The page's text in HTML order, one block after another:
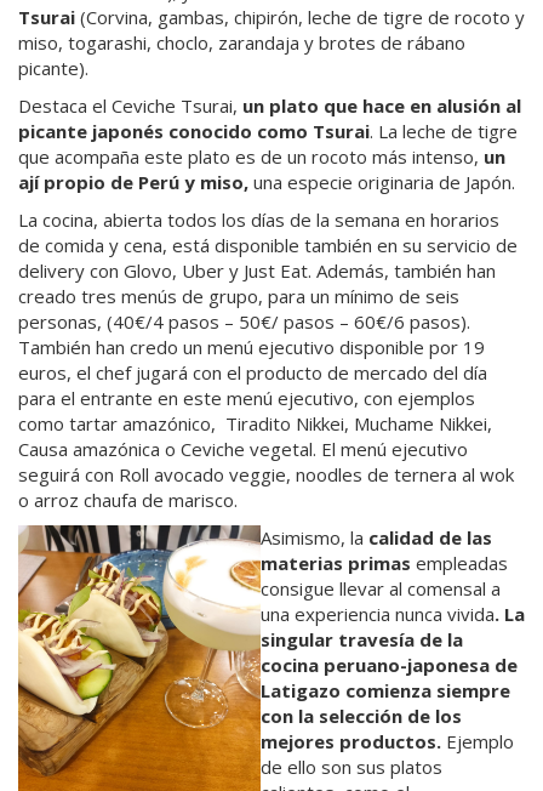
Tsurai (Corvina, gambas, chipirón, leche de tigre de rocoto y
miso, togarashi, choclo, zarandaja y brotes de rábano
picante).
Destaca el Ceviche Tsurai, un plato que hace en alusión al
picante japonés conocido como Tsurai. La leche de tigre
que acompaña este plato es de un rocoto más intenso, un
ají propio de Perú y miso, una especie originaria de Japón.
La cocina, abierta todos los días de la semana en horarios
de comida y cena, está disponible también en su servicio de
delivery con Glovo, Uber y Just Eat. Además, también han
creado tres menús de grupo, para un mínimo de seis
personas, (40€/4 pasos – 50€/ pasos – 60€/6 pasos).
También han credo un menú ejecutivo disponible por 19
euros, el chef jugará con el producto de mercado del día
para el entrante en este menú ejecutivo, con ejemplos
como tartar amazónico, Tiradito Nikkei, Muchame Nikkei,
Causa amazónica o Ceviche vegetal. El menú ejecutivo
seguirá con Roll avocado veggie, noodles de ternera al wok
o arroz chaufa de marisco.
Asimismo, la calidad de las
materias primas empleadas
consigue llevar al comensal a
una experiencia nunca vivida. La
singular travesía de la
cocina peruano-japonesa de
Latigazo comienza siempre
con la selección de los
mejores productos. Ejemplo
de ello son sus platos